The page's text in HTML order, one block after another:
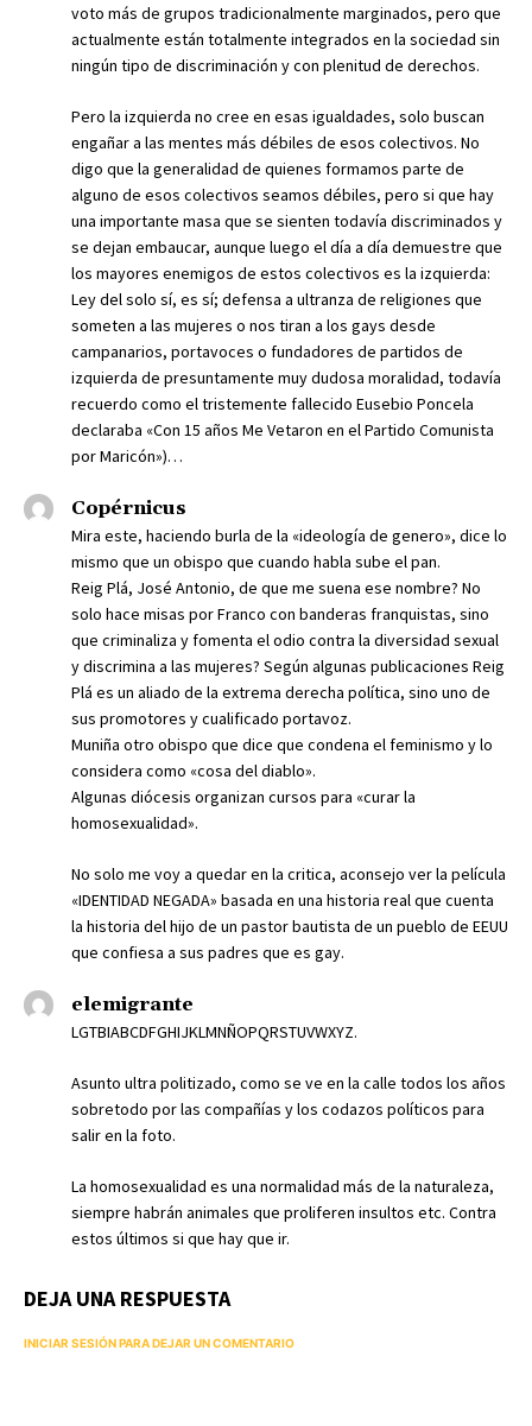
voto más de grupos tradicionalmente marginados, pero que
actualmente están totalmente integrados en la sociedad sin
ningún tipo de discriminación y con plenitud de derechos.
Pero la izquierda no cree en esas igualdades, solo buscan
engañar a las mentes más débiles de esos colectivos. No
digo que la generalidad de quienes formamos parte de
alguno de esos colectivos seamos débiles, pero si que hay
una importante masa que se sienten todavía discriminados y
se dejan embaucar, aunque luego el día a día demuestre que
los mayores enemigos de estos colectivos es la izquierda:
Ley del solo sí, es sí; defensa a ultranza de religiones que
someten a las mujeres o nos tiran a los gays desde
campanarios, portavoces o fundadores de partidos de
izquierda de presuntamente muy dudosa moralidad, todavía
recuerdo como el tristemente fallecido Eusebio Poncela
declaraba «Con 15 años Me Vetaron en el Partido Comunista
por Maricón»)…
Copérnicus
Mira este, haciendo burla de la «ideología de genero», dice lo
mismo que un obispo que cuando habla sube el pan.
Reig Plá, José Antonio, de que me suena ese nombre? No
solo hace misas por Franco con banderas franquistas, sino
que criminaliza y fomenta el odio contra la diversidad sexual
y discrimina a las mujeres? Según algunas publicaciones Reig
Plá es un aliado de la extrema derecha política, sino uno de
sus promotores y cualificado portavoz.
Muniña otro obispo que dice que condena el feminismo y lo
considera como «cosa del diablo».
Algunas diócesis organizan cursos para «curar la
homosexualidad».
No solo me voy a quedar en la critica, aconsejo ver la película
«IDENTIDAD NEGADA» basada en una historia real que cuenta
la historia del hijo de un pastor bautista de un pueblo de EEUU
que confiesa a sus padres que es gay.
elemigrante
LGTBIABCDFGHIJKLMNÑOPQRSTUVWXYZ.
Asunto ultra politizado, como se ve en la calle todos los años
sobretodo por las compañías y los codazos políticos para
salir en la foto.
La homosexualidad es una normalidad más de la naturaleza,
siempre habrán animales que proliferen insultos etc. Contra
estos últimos si que hay que ir.
DEJA UNA RESPUESTA
INICIAR SESIÓN PARA DEJAR UN COMENTARIO